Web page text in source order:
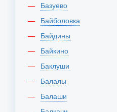
Базуево
Байболовка
Байдины
Байкино
Баклуши
Балалы
Балаши